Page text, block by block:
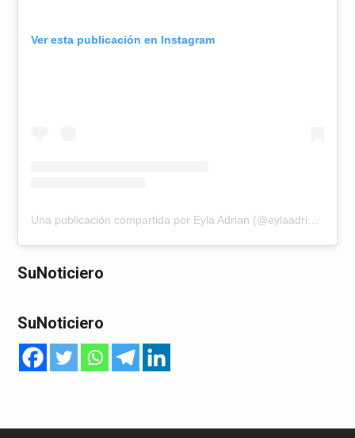
Ver esta publicación en Instagram
SuNoticiero
SuNoticiero